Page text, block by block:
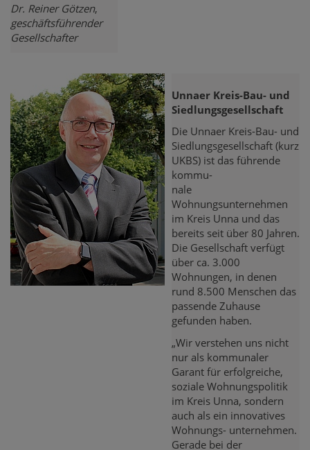
Dr. Reiner Götzen,
geschäftsführender
Gesellschafter
Unnaer Kreis-Bau- und
Siedlungsgesellschaft
Die Unnaer Kreis-Bau- und
Siedlungsgesellschaft (kurz
UKBS) ist das führende
kommu-
nale
Wohnungsunternehmen
im Kreis Unna und das
bereits seit über 80 Jahren.
Die Gesellschaft verfügt
über ca. 3.000
Wohnungen, in denen
rund 8.500 Menschen das
passende Zuhause
gefunden haben.
„Wir verstehen uns nicht
nur als kommunaler
Garant für erfolgreiche,
soziale Wohnungspolitik
im Kreis Unna, sondern
auch als ein innovatives
Wohnungs- unternehmen.
Gerade bei der